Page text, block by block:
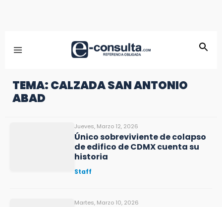
TEMA: CALZADA SAN ANTONIO
ABAD
Jueves, Marzo 12, 2026
Único sobreviviente de colapso
de edifico de CDMX cuenta su
historia
Staff
Martes, Marzo 10, 2026